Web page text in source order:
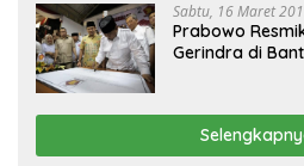
Sabtu, 16 Maret
Prabowo
Gerindra di